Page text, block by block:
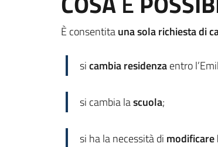
È consentitauna sola richiesta di
sicambia residenzaentro
si cambia lascuola;
si ha la necessità di modificare